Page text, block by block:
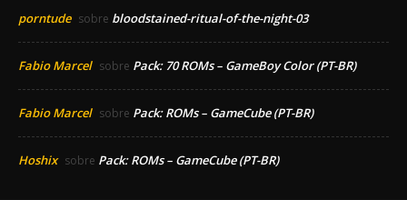
porntude sobre bloodstained-ritual-of-the-night-03
Fabio Marcel sobre Pack: 70 ROMs – GameBoy Color (PT-BR)
Fabio Marcel sobre Pack: ROMs – GameCube (PT-BR)
Hoshix sobre Pack: ROMs – GameCube (PT-BR)